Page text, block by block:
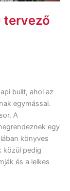
tervező
bulit, ahol az
egymással.
A
egy
könyves
közül pedig
és a lelkes